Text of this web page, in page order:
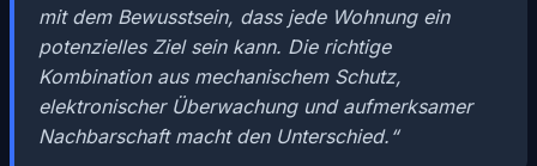
mit dem Bewusstsein, dass jede Wohnung ein
potenzielles Ziel sein kann. Die richtige
Kombination aus mechanischem Schutz,
elektronischer Überwachung und aufmerksamer
Nachbarschaft macht den Unterschied.“